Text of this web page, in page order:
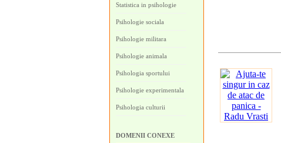
Statistica in psihologie
Psihologie sociala
Psihologie militara
Psihologie animala
Psihologia sportului
Psihologie experimentala
Psihologia culturii
DOMENII CONEXE